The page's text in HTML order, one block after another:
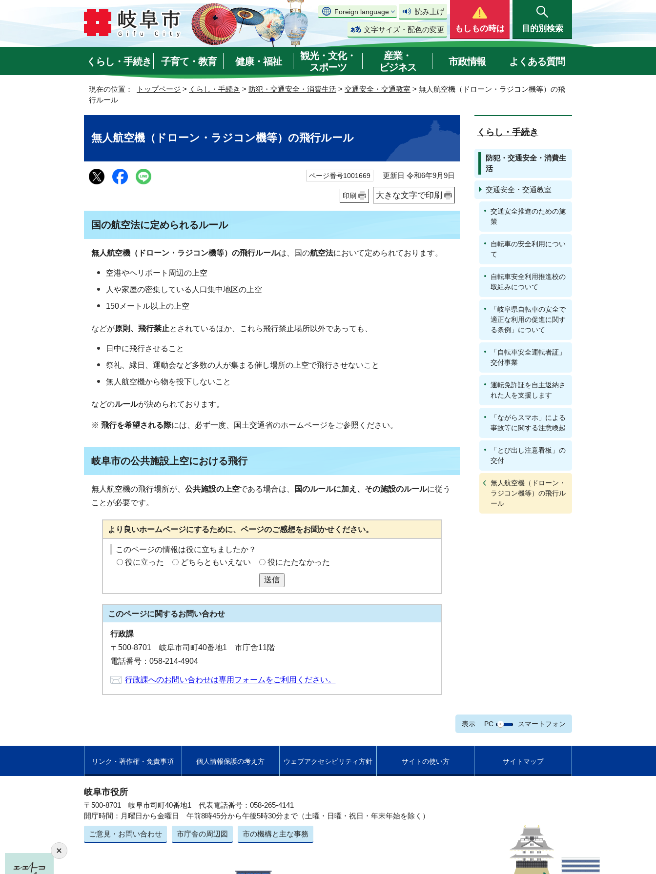
Foreign language 読み上げ
文字サイズ・配色の変更 もしもの時は 目的別検索
くらし・手続き 子育て・教育 健康・福祉
観光・文化・
スポーツ
産業・
ビジネス
市政情報 よくある質問
現在の位置： トップページ > くらし・手続き > 防犯・交通安全・消費生活 > 交通安全・交通教室 > 無人航空機（ドローン・ラジコン機等）の飛
行ルール
無人航空機（ドローン・ラジコン機等）の飛行ルール
ページ番号1001669 更新日 令和6年9月9日
印刷 大きな文字で印刷
国の航空法に定められるルール
無人航空機（ドローン・ラジコン機等）の飛行ルールは、国の航空法において定められております。
空港やヘリポート周辺の上空
人や家屋の密集している人口集中地区の上空
150メートル以上の上空
などが原則、飛行禁止とされているほか、これら飛行禁止場所以外であっても、
日中に飛行させること
祭礼、縁日、運動会など多数の人が集まる催し場所の上空で飛行させないこと
無人航空機から物を投下しないこと
などのルールが決められております。
※ 飛行を希望される際には、必ず一度、国土交通省のホームページをご参照ください。
岐阜市の公共施設上空における飛行
無人航空機の飛行場所が、 公共施設の上空である場合は、 国のルールに加え、その施設のルールに従う
ことが必要です。
より良いホームページにするために、ページのご感想をお聞かせください。
このページの情報は役に立ちましたか？
役に立った
どちらともいえない 役にたたなかった
送信
このページに関するお問い合わせ
行政課
〒500-8701 岐阜市司町40番地1 市庁舎11階
電話番号：058-214-4904
行政課へのお問い合わせは専用フォームをご利用ください。
くらし・手続き
防犯・交通安全・消費生
活
交通安全・交通教室
交通安全推進のための施
策
自転車の安全利用につい
て
自転車安全利用推進校の
取組みについて
「岐阜県自転車の安全で
適正な利用の促進に関す
る条例」について
「自転車安全運転者証」
交付事業
運転免許証を自主返納さ
れた人を支援します
「ながらスマホ」による
事故等に関する注意喚起
「とび出し注意看板」の
交付
無人航空機（ドローン・
ラジコン機等）の飛行ル
ール
表示 PC スマートフォン
リンク・著作権・免責事項 個人情報保護の考え方 ウェブアクセシビリティ方針 サイトの使い方 サイトマップ
岐阜市役所
〒500-8701 岐阜市司町40番地1 代表電話番号：058-265-4141
開庁時間：月曜日から金曜日 午前8時45分から午後5時30分まで（土曜・日曜・祝日・年末年始を除く）
ご意見・お問い合わせ 市庁舎の周辺図 市の機構と主な事務